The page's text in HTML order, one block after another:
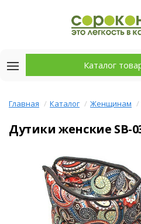
Каталог
Главная Каталог Женщинам
Дутики женские SB-